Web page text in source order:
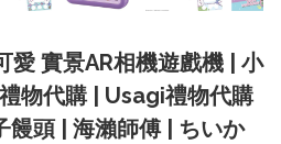
實景AR相機遊戲機 | 小
物代購 | Usagi禮物代購
饅頭 | 海瀨師傅 | ちいか